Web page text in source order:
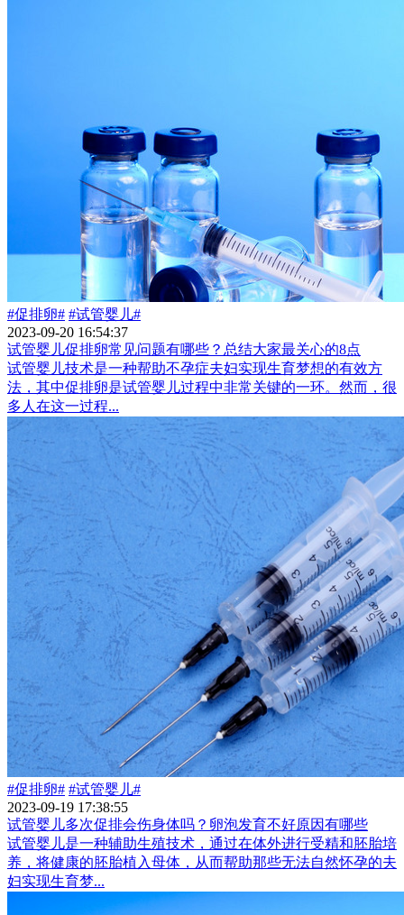
#促排卵# #试管婴儿#
2023-09-20 16:54:37
试管婴儿促排卵常见问题有哪些？总结大家最关心的8点
试管婴儿技术是一种帮助不孕症夫妇实现生育梦想的有效方
法，其中促排卵是试管婴儿过程中非常关键的一环。然而，很
多人在这一过程...
#促排卵# #试管婴儿#
2023-09-19 17:38:55
试管婴儿多次促排会伤身体吗？卵泡发育不好原因有哪些
试管婴儿是一种辅助生殖技术，通过在体外进行受精和胚胎培
养，将健康的胚胎植入母体，从而帮助那些无法自然怀孕的夫
妇实现生育梦...